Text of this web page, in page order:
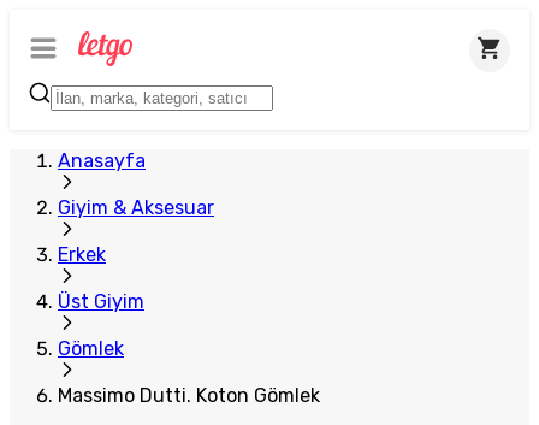
Anasayfa
Giyim & Aksesuar
Erkek
Üst Giyim
Gömlek
Massimo Dutti. Koton Gömlek